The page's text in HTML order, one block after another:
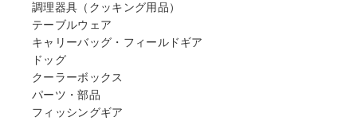
調理器具（クッキング用品）
テーブルウェア
キャリーバッグ・フィールドギア
ドッグ
クーラーボックス
パーツ・部品
フィッシングギア